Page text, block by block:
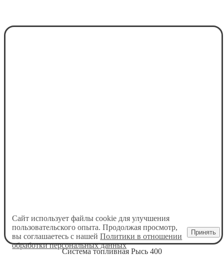
Система топливная Рысь 400
Сайт использует файлы cookie для улучшения
пользовательского опыта. Продолжая просмотр,
вы соглашаетесь с нашейПолитики в отношении
обработки персональных данных
Принять